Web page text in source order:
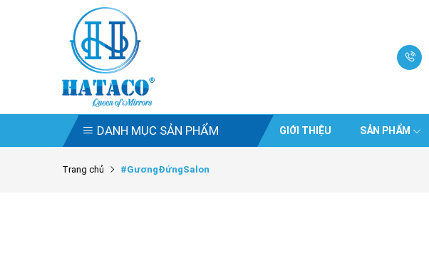
DANH MỤC SẢN PHẨM GIỚI THIỆU SẢN PHẨM
Trang chủ #GươngĐứngSalon